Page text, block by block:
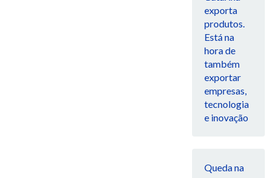
exporta
produtos.
Está na
hora de
também
exportar
empresas,
tecnologia
e inovação
Queda na